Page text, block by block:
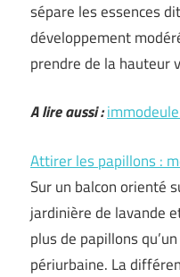
sépare les essences
développement
prendre de la hauteur
A lire aussi :
Attirer les papillons :
Sur un balcon orienté
jardinière de lavande
plus de papillons
périurbaine. La